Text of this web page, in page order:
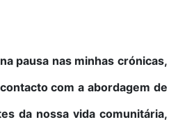
pausa nas minhas crónicas,
com a abordagem de
da nossa vida comunitária,